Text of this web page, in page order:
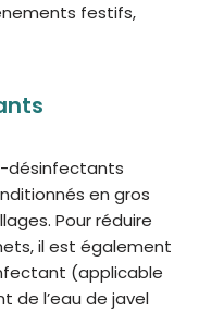
festifs,
désinfectants
en gros
Pour réduire
il est également
(applicable
de l’eau de javel